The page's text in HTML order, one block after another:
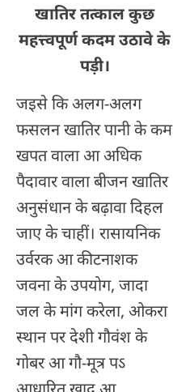
खातिर तत्काल कुछ
महत्त्वपूर्ण कदम उठावे के
पड़ी।
जइसे कि अलग-अलग
फसलन खातिर पानी के कम
खपत वाला आ अधिक
पैदावार वाला बीजन खातिर
अनुसंधान के बढ़ावा दिहल
जाए के चाहीं। रासायनिक
उर्वरक आ कीटनाशक
जवना के उपयोग, जादा
जल के मांग करेला, ओकरा
स्थान पर देशी गौवंश के
गोबर आ गौ-मूत्र पऽ